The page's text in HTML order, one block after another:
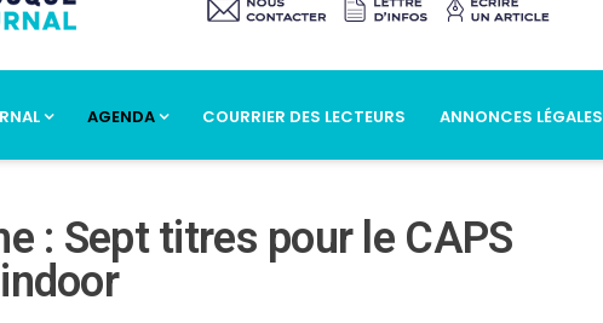
AGENDA COURRIER DES LECTEURS ANNONCES LÉGALES
: Sept titres pour le CAPS